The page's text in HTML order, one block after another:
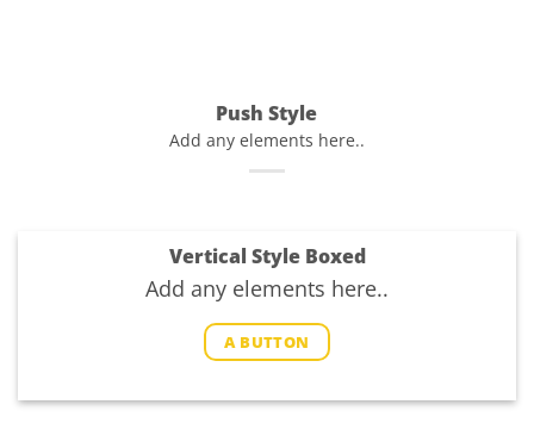
Push Style
Add any elements here..
Vertical Style Boxed
Add any elements here..
A BUTTON